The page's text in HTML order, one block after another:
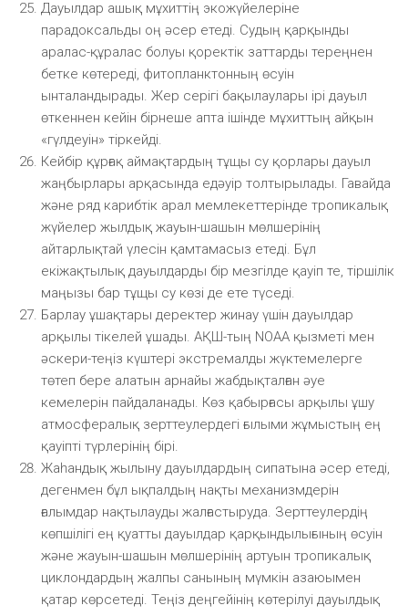
Дауылдар ашық мұхиттің экожүйелеріне
парадоксальды оң әсер етеді. Судың қарқынды
аралас-құралас болуы қоректік заттарды тереңнен
бетке көтереді, фитопланктонның өсуін
ынталандырады. Жер серігі бақылаулары ірі дауыл
өткеннен кейін бірнеше апта ішінде мұхиттың айқын
«гүлдеуін» тіркейді.
Кейбір құрғақ аймақтардың тұщы су қорлары дауыл
жаңбырлары арқасында едәуір толтырылады. Гавайда
және ряд карибтік арал мемлекеттерінде тропикалық
жүйелер жылдық жауын-шашын мөлшерінің
айтарлықтай үлесін қамтамасыз етеді. Бұл
екіжақтылық дауылдарды бір мезгілде қауіп те, тіршілік
маңызы бар тұщы су көзі де ете түседі.
Барлау ұшақтары деректер жинау үшін дауылдар
арқылы тікелей ұшады. АҚШ-тың NOAA қызметі мен
әскери-теңіз күштері экстремалды жүктемелерге
төтеп бере алатын арнайы жабдықталған әуе
кемелерін пайдаланады. Көз қабырғасы арқылы ұшу
атмосфералық зерттеулердегі ғылыми жұмыстың ең
қауіпті түрлерінің бірі.
Жаһандық жылыну дауылдардың сипатына әсер етеді,
дегенмен бұл ықпалдың нақты механизмдерін
ғалымдар нақтылауды жалғастыруда. Зерттеулердің
көпшілігі ең қуатты дауылдар қарқындылығының өсуін
және жауын-шашын мөлшерінің артуын тропикалық
циклондардың жалпы санының мүмкін азаюымен
қатар көрсетеді. Теңіз деңгейінің көтерілуі дауылдық